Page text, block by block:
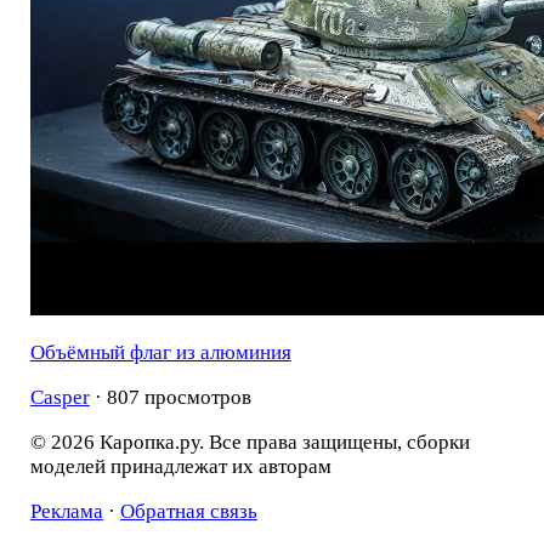
Объёмный флаг из алюминия
Casper· 807 просмотров
© 2026 Каропка.ру. Все права защищены, сборки
моделей принадлежат их авторам
Реклама · Обратная связь